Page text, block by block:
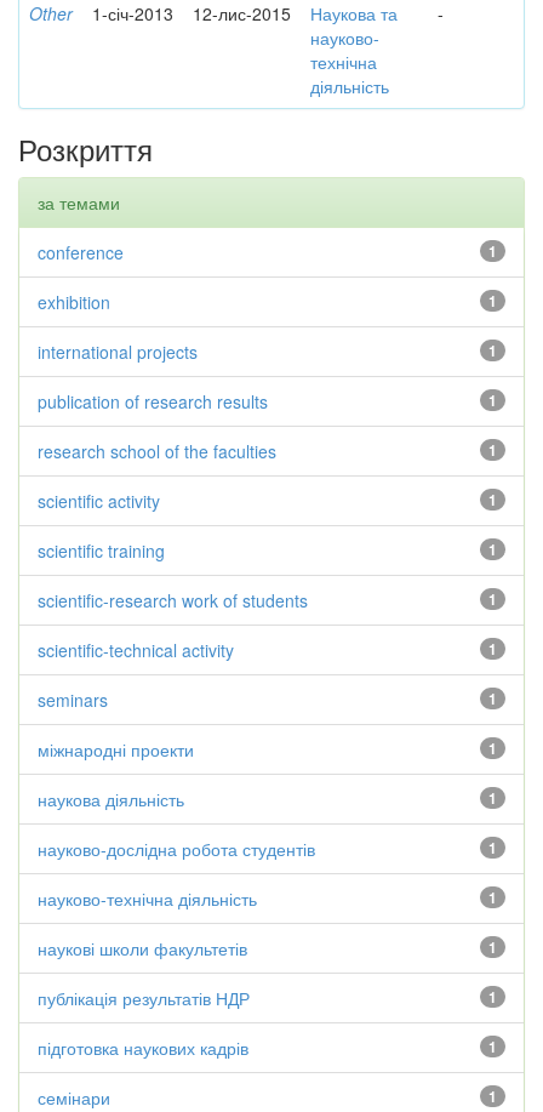
Other 1-січ-2013 12-лис-2015
Наукова та
науково-
технічна
діяльність
-
Розкриття
за темами
1
conference
1
exhibition
1
international projects
1
publication of research results
1
research school of the faculties
1
scientific activity
1
scientific training
1
scientific-research work of students
1
scientific-technical activity
1
seminars
1
міжнародні проекти
1
наукова діяльність
1
науково-дослідна робота студентів
1
науково-технічна діяльність
1
наукові школи факультетів
1
публікація результатів НДР
1
підготовка наукових кадрів
1
семінари